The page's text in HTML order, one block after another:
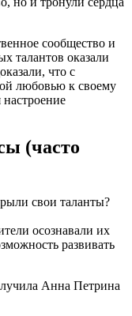
сообщество и
талантов оказали
что с
любовью к своему
(часто
свои таланты?
осознавали их
развивать
Анна Петрина